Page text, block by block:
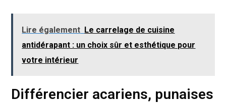
Lire également Le carrelage de cuisine
antidérapant : un choix sûr et esthétique pour
votre intérieur
Différencier acariens, punaises